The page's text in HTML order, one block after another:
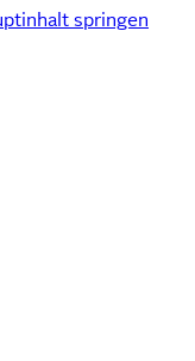
springen